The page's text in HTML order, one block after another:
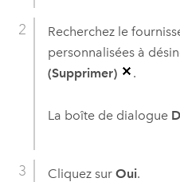
Recherchez le
personnalisées à
(Supprimer)
.
La boîte de dialogue
Cliquez sur Oui.